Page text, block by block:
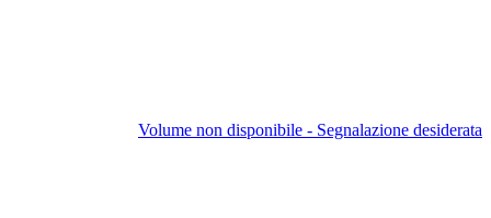
Volume non disponibile - Segnalazione desiderata